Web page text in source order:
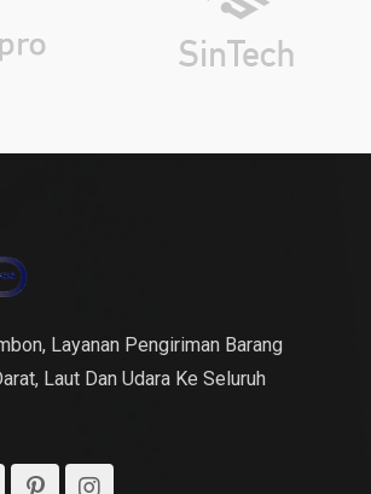
Layanan Pengiriman Barang
Laut Dan Udara Ke Seluruh